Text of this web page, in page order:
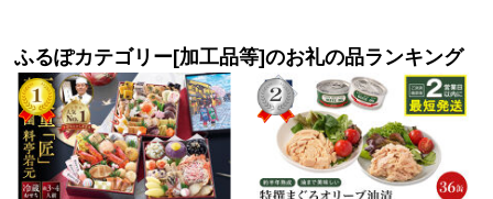
ふるぽカテゴリー[加工品等]のお礼の品ランキング